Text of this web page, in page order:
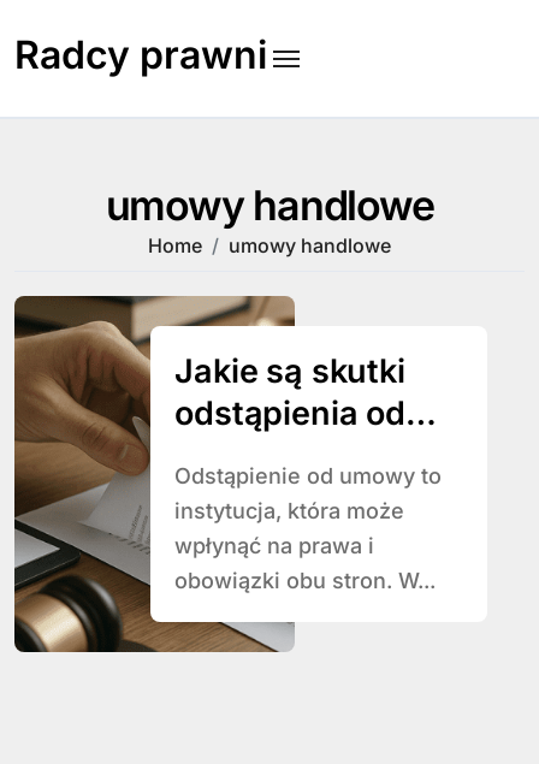
content
Radcy prawni
umowy handlowe
Home umowy handlowe
Jakie są skutki
odstąpienia od
Odstąpienie od umowy to
instytucja, która może
wpłynąć na prawa i
obowiązki obu stron. W...